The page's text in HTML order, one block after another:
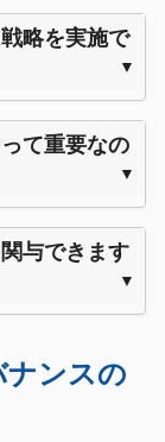
略を実施で
て重要なの
与できます
ンスの